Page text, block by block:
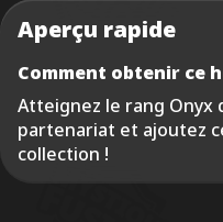
Aperçu rapide
Comment obtenir ce
Atteignez le rang Onyx
partenariat et ajoutez
collection !